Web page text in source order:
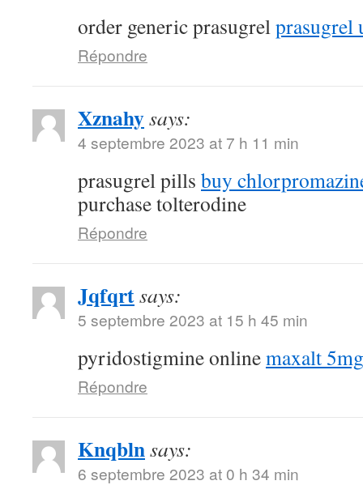
order generic prasugrelprasugrel
Répondre
Xznahysays:
4 septembre 2023 at 7 h 11 min
prasugrel pills buy
purchase tolterodine
Répondre
Jqfqrtsays:
5 septembre 2023 at 15 h 45 min
pyridostigmine onlinemaxalt
Répondre
Knqblnsays:
6 septembre 2023 at 0 h 34 min